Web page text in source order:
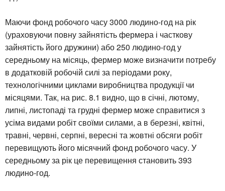
Маючи фонд робочого часу 3000 людино-год на рік
(ураховуючи повну зайнятість фермера і часткову
зайнятість його дружини) або 250 людино-год у
середньому на місяць, фермер може визначити потребу
в додатковій робочій силі за періодами року,
технологічними циклами виробництва продукції чи
місяцями. Так, на рис. 8.1 видно, що в січні, лютому,
липні, листопаді та грудні фермер може справитися з
усіма видами робіт своїми силами, а в березні, квітні,
травні, червні, серпні, вересні та жовтні обсяги робіт
перевищують його місячний фонд робочого часу. У
середньому за рік це перевищення становить 393
людино-год.